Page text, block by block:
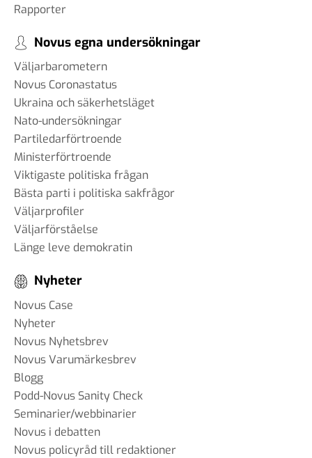
Rapporter
Novus egna undersökningar
Väljarbarometern
Novus Coronastatus
Ukraina och säkerhetsläget
Nato-undersökningar
Partiledarförtroende
Ministerförtroende
Viktigaste politiska frågan
Bästa parti i politiska sakfrågor
Väljarprofiler
Väljarförståelse
Länge leve demokratin
Nyheter
Novus Case
Nyheter
Novus Nyhetsbrev
Novus Varumärkesbrev
Blogg
Podd-Novus Sanity Check
Seminarier/webbinarier
Novus i debatten
Novus policyråd till redaktioner